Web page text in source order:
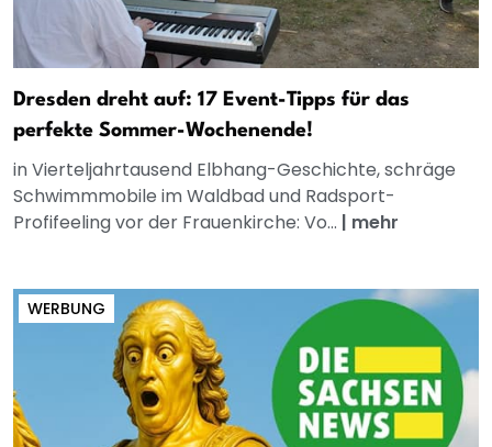
Dresden dreht auf: 17 Event-Tipps für das
perfekte Sommer-Wochenende!
in Vierteljahrtausend Elbhang-Geschichte, schräge
Schwimmmobile im Waldbad und Radsport-
Profifeeling vor der Frauenkirche: Vo... | mehr
WERBUNG